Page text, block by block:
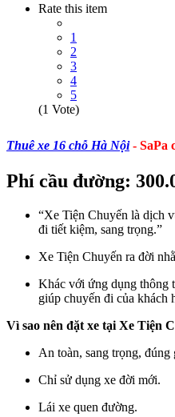
Rate this item
1
2
3
4
5
(1 Vote)
Thuê xe 16 chỗ Hà Nội- SaPa
Phí cầu đường:
“Xe Tiện Chuyến là dịch
đi tiết kiệm, sang trọng.”
Xe Tiện Chuyến ra đời
Khác với ứng dụng thông
giúp chuyến đi của khách
Vì sao nên đặt xe tại Xe Tiện
An toàn, sang trọng, đúng
Chỉ sử dụng xe đời mới.
Lái xe quen đường.